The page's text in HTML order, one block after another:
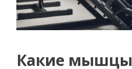
Какие мышцы